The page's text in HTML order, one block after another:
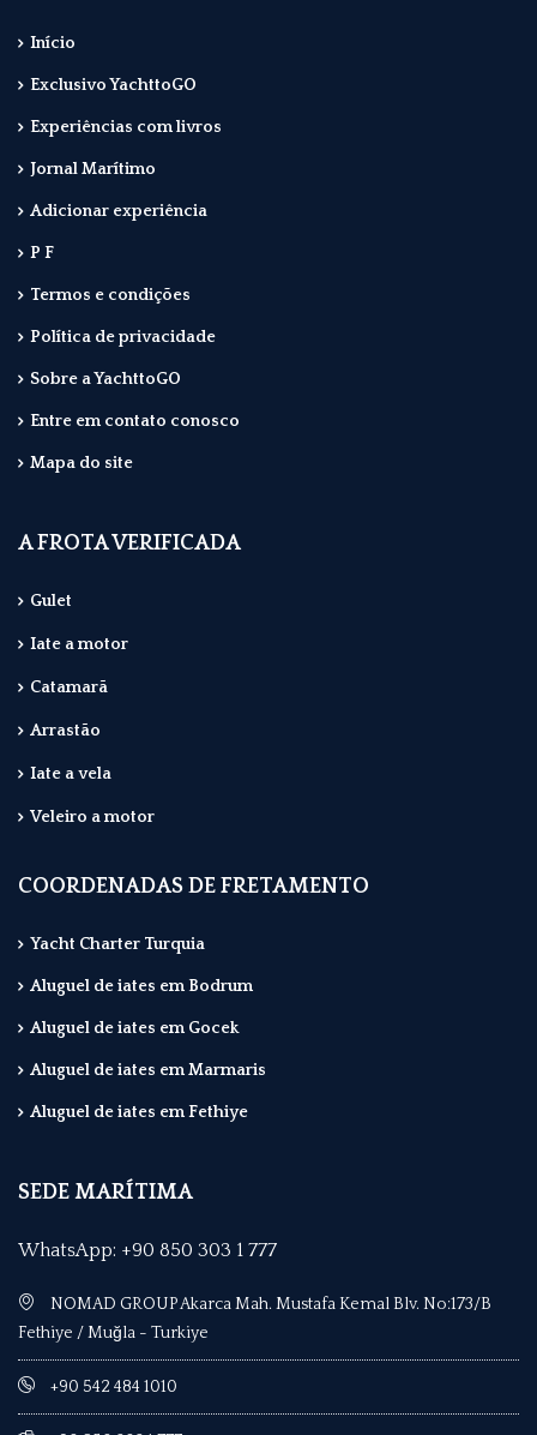
Início
Exclusivo YachttoGO
Experiências com livros
Jornal Marítimo
Adicionar experiência
P F
Termos e condições
Política de privacidade
Sobre a YachttoGO
Entre em contato conosco
Mapa do site
A FROTA VERIFICADA
Gulet
Iate a motor
Catamarã
Arrastão
Iate a vela
Veleiro a motor
COORDENADAS DE FRETAMENTO
Yacht Charter Turquia
Aluguel de iates em Bodrum
Aluguel de iates em Gocek
Aluguel de iates em Marmaris
Aluguel de iates em Fethiye
SEDE MARÍTIMA
WhatsApp: +90 850 303 1 777
NOMAD GROUP Akarca Mah. Mustafa Kemal Blv. No:173/B
Fethiye / Muğla - Turkiye
+90 542 484 1010